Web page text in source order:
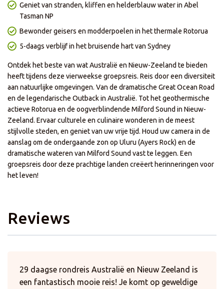
Geniet van stranden, kliffen en helderblauw water in Abel
Tasman NP
Bewonder geisers en modderpoelen in het thermale Rotorua
5-daags verblijf in het bruisende hart van Sydney
Ontdek het beste van wat Australië en Nieuw-Zeeland te bieden
heeft tijdens deze vierweekse groepsreis. Reis door een diversiteit
aan natuurlijke omgevingen. Van de dramatische Great Ocean Road
en de legendarische Outback in Australië. Tot het geothermische
actieve Rotorua en de oogverblindende Milford Sound in Nieuw-
Zeeland. Ervaar culturele en culinaire wonderen in de meest
stijlvolle steden, en geniet van uw vrije tijd. Houd uw camera in de
aanslag om de ondergaande zon op Uluru (Ayers Rock) en de
dramatische wateren van Milford Sound vast te leggen. Een
groepsreis door deze prachtige landen creëert herinneringen voor
het leven!
Reviews
29 daagse rondreis Australië en Nieuw Zeeland is
een fantastisch mooie reis! Je komt op geweldige